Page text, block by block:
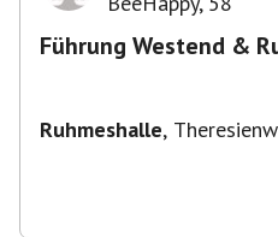
Führung Westend &
Ruhmeshalle,